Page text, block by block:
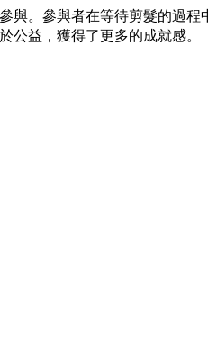
與。參與者在等待剪髮的過程
益，獲得了更多的成就感。